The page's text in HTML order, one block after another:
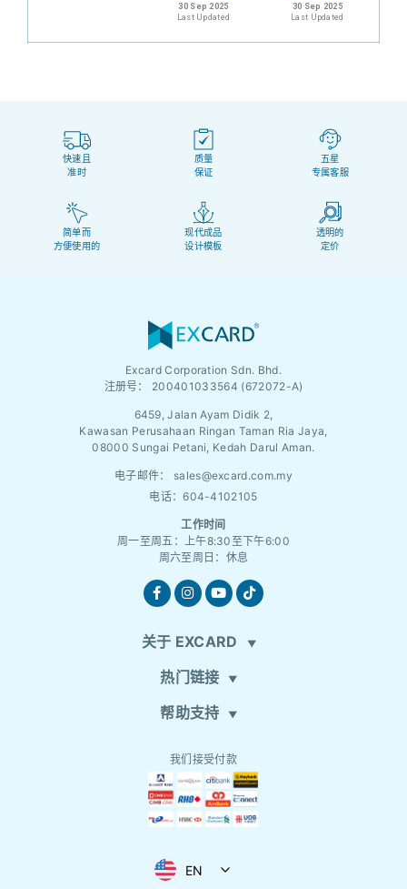
30 Sep 2025
Last Updated
30 Sep 2025
Last Updated
快速且
准时
质量
保证
五星
专属客服
简单而
方便使用的
现代成品
设计模板
透明的
定价
Excard Corporation Sdn. Bhd.
注册号： 200401033564 (672072-A)
6459, Jalan Ayam Didik 2,
Kawasan Perusahaan Ringan Taman Ria Jaya,
08000 Sungai Petani, Kedah Darul Aman.
电子邮件： sales@excard.com.my
电话：604-4102105
工作时间
周一至周五：上午8:30至下午6:00
周六至周日：休息
关于 EXCARD
热门链接
帮助支持
我们接受付款
EN